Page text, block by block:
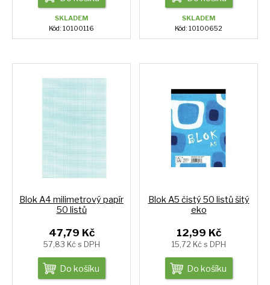
SKLADEM
Kód: 10100116
SKLADEM
Kód: 10100652
Blok A4 milimetrový papír
50 listů
47,79 Kč
57,83 Kč s DPH
Do košíku
Blok A5 čistý 50 listů šitý
eko
12,99 Kč
15,72 Kč s DPH
Do košíku